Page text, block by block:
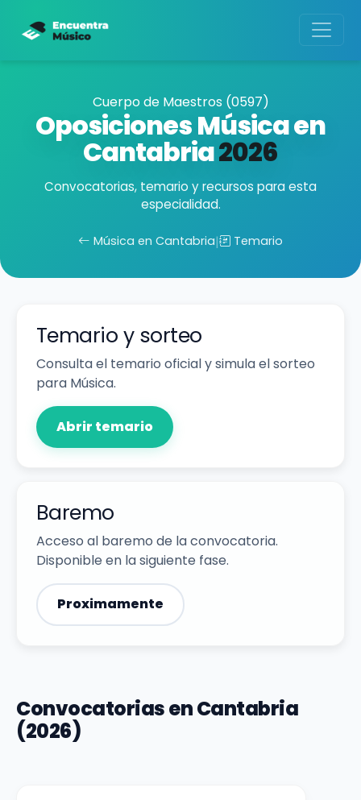
Cuerpo de Maestros (0597)
Oposiciones Música en
Cantabria2026
Convocatorias, temario y recursos para esta
especialidad.
Música en Cantabria| Temario
Temario y sorteo
Consulta el temario oficial y simula el sorteo
para Música.
Abrir temario
Baremo
Acceso al baremo de la convocatoria.
Disponible en la siguiente fase.
Proximamente
Convocatorias en Cantabria
(2026)